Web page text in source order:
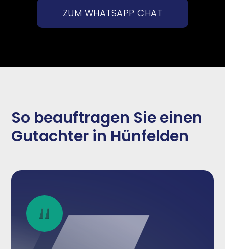
ZUM WHATSAPP CHAT
So beauftragen Sie einen
Gutachter in Hünfelden